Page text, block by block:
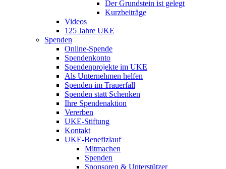
Der Grundstein ist gelegt
Kurzbeiträge
Videos
125 Jahre UKE
Spenden
Online-Spende
Spendenkonto
Spendenprojekte im UKE
Als Unternehmen helfen
Spenden im Trauerfall
Spenden statt Schenken
Ihre Spendenaktion
Vererben
UKE-Stiftung
Kontakt
UKE-Benefizlauf
Mitmachen
Spenden
Sponsoren & Unterstützer